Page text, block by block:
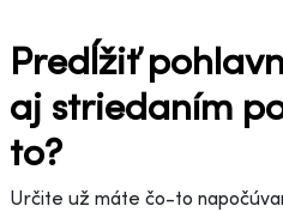
Predĺžiť
aj striedaním
to?
Určite už máte čo-to